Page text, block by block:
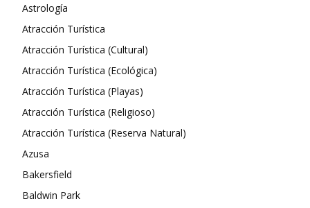
Astrología
Atracción Turística
Atracción Turística (Cultural)
Atracción Turística (Ecológica)
Atracción Turística (Playas)
Atracción Turística (Religioso)
Atracción Turística (Reserva Natural)
Azusa
Bakersfield
Baldwin Park